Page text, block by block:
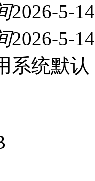
2026-5-
2026-5-
系统默认